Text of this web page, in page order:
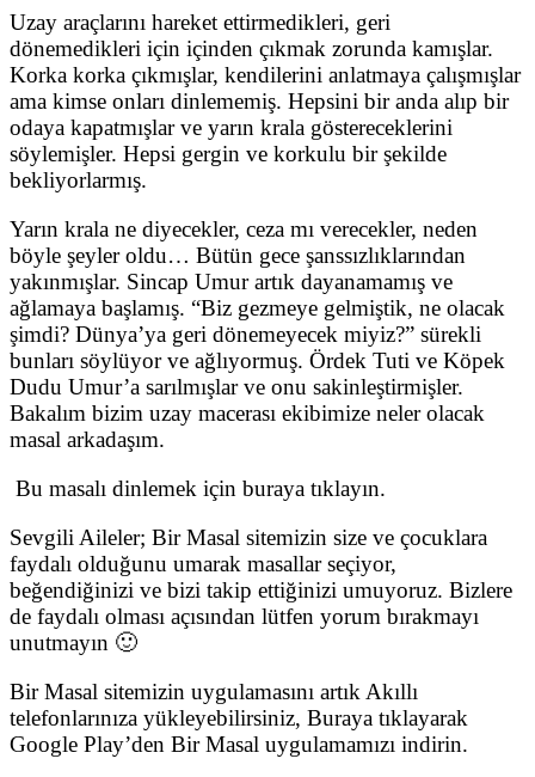
Uzay araçlarını hareket ettirmedikleri, geri
dönemedikleri için içinden çıkmak zorunda kamışlar.
Korka korka çıkmışlar, kendilerini anlatmaya çalışmışlar
ama kimse onları dinlememiş. Hepsini bir anda alıp bir
odaya kapatmışlar ve yarın krala göstereceklerini
söylemişler. Hepsi gergin ve korkulu bir şekilde
bekliyorlarmış.
Yarın krala ne diyecekler, ceza mı verecekler, neden
böyle şeyler oldu… Bütün gece şanssızlıklarından
yakınmışlar. Sincap Umur artık dayanamamış ve
ağlamaya başlamış. “Biz gezmeye gelmiştik, ne olacak
şimdi? Dünya’ya geri dönemeyecek miyiz?” sürekli
bunları söylüyor ve ağlıyormuş. Ördek Tuti ve Köpek
Dudu Umur’a sarılmışlar ve onu sakinleştirmişler.
Bakalım bizim uzay macerası ekibimize neler olacak
masal arkadaşım.
Bu masalı dinlemek için buraya tıklayın.
Sevgili Aileler; Bir Masal sitemizin size ve çocuklara
faydalı olduğunu umarak masallar seçiyor,
beğendiğinizi ve bizi takip ettiğinizi umuyoruz. Bizlere
de faydalı olması açısından lütfen yorum bırakmayı
unutmayın 🙂
Bir Masal sitemizin uygulamasını artık Akıllı
telefonlarınıza yükleyebilirsiniz, Buraya tıklayarak
Google Play’den Bir Masal uygulamamızı indirin.